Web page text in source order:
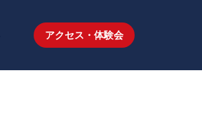
アクセス・体験会